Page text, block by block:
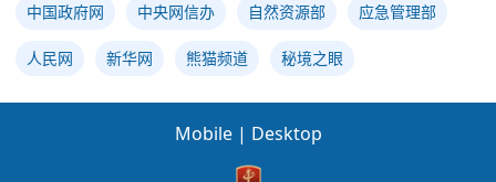
中国政府网 中央网信办 自然资源部 应急管理部
人民网 新华网 熊猫频道 秘境之眼
Mobile | Desktop